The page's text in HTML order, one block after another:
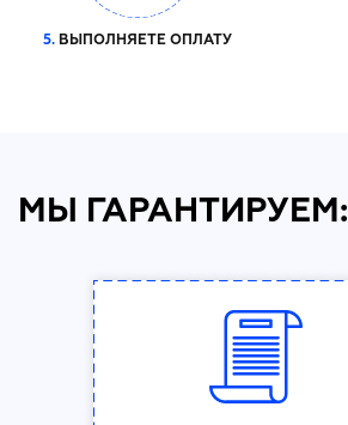
5. ВЫПОЛНЯЕТЕ ОПЛАТУ
МЫ ГАРАНТИРУЕМ: